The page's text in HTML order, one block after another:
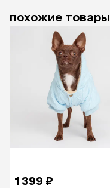
похожие товары
1 399 ₽